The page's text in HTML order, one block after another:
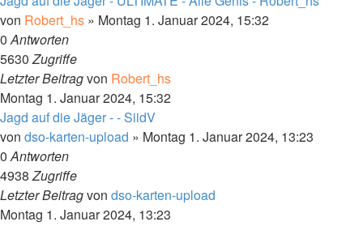
von Robert_hs » Montag 1. Januar 2024, 15:32
0Antworten
5630Zugriffe
Letzter Beitragvon Robert_hs
Montag 1. Januar 2024, 15:32
Jagd auf die Jäger - - SiidV
von dso-karten-upload » Montag 1. Januar 2024, 13:23
0Antworten
4938Zugriffe
Letzter Beitragvon dso-karten-upload
Montag 1. Januar 2024, 13:23